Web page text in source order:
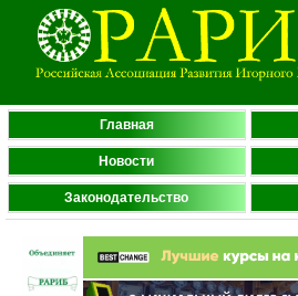
Главная
Новости
Законодательство